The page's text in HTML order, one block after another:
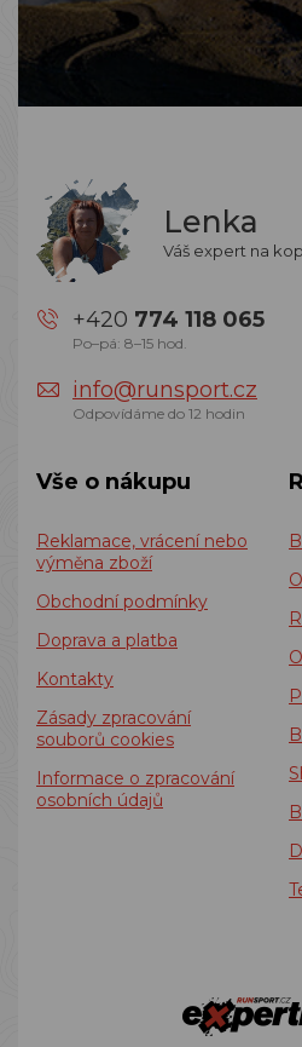
Lenka
Váš expert na
+420 774 118 065
Po–pá: 8–15 hod.
info@runsport.cz
Odpovídáme do 12 hodin
Vše o nákupu
Reklamace, vrácení nebo
výměna zboží
Obchodní podmínky
Doprava a platba
Kontakty
Zásady zpracování
souborů cookies
Informace o zpracování
osobních údajů